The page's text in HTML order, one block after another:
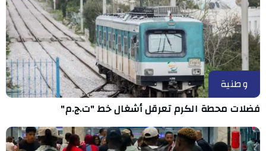
وطنية
فضلات محطة الكرم تعرقل أشغال خط "ت.ج.م"